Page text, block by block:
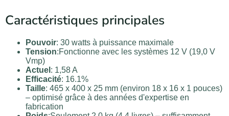
Caractéristiques principales
Pouvoir: 30 watts à puissance maximale
Tension:Fonctionne avec les systèmes 12 V (19,0 V
Vmp)
Actuel : 1,58 A
Efficacité: 16.1%
Taille: 465 x 400 x 25 mm (environ 18 x 16 x 1 pouces)
– optimisé grâce à des années d'expertise en
fabrication